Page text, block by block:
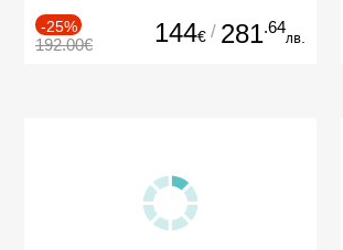
-25%
192.00€ 144€ / 281.64
лв.